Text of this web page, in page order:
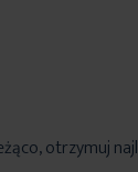
otrzymuj